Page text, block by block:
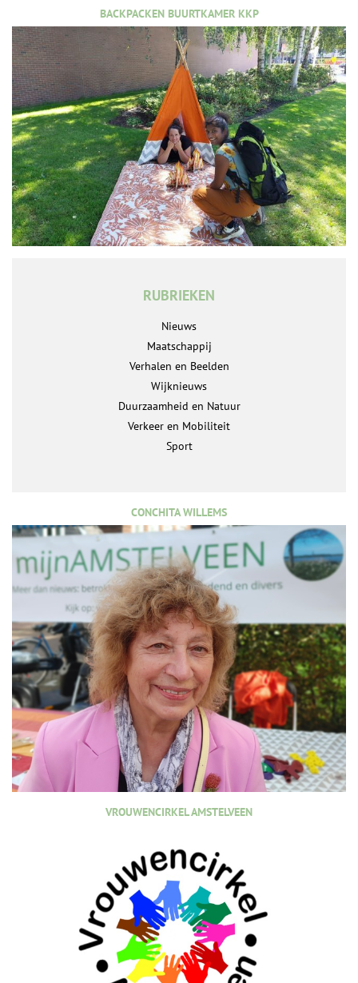
BACKPACKEN BUURTKAMER KKP
RUBRIEKEN
Nieuws
Maatschappij
Verhalen en Beelden
Wijknieuws
Duurzaamheid en Natuur
Verkeer en Mobiliteit
Sport
CONCHITA WILLEMS
VROUWENCIRKEL AMSTELVEEN